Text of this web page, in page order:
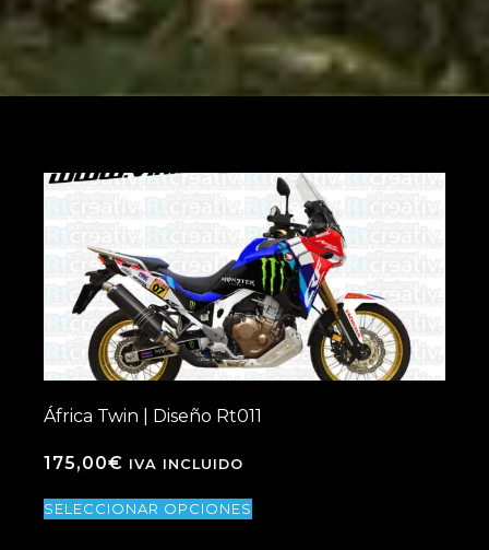
África Twin | Diseño Rt011
175,00€ IVA INCLUIDO
SELECCIONAR OPCIONES